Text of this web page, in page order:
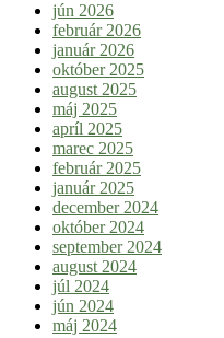
jún 2026
február 2026
január 2026
október 2025
august 2025
máj 2025
apríl 2025
marec 2025
február 2025
január 2025
december 2024
október 2024
september 2024
august 2024
júl 2024
jún 2024
máj 2024